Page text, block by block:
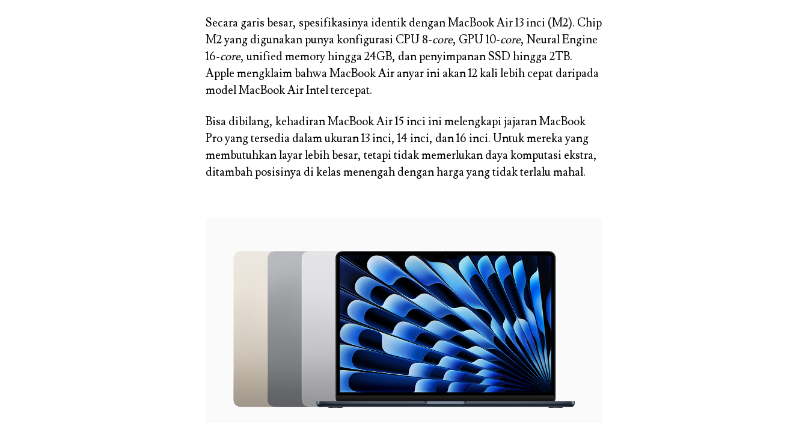
Secara garis besar, spesifikasinya identik dengan MacBook Air 13 inci (M2). Chip
M2 yang digunakan punya konfigurasi CPU 8-core, GPU 10-core, Neural Engine
16-core, unified memory hingga 24GB, dan penyimpanan SSD hingga 2TB.
Apple mengklaim bahwa MacBook Air anyar ini akan 12 kali lebih cepat daripada
model MacBook Air Intel tercepat.
Bisa dibilang, kehadiran MacBook Air 15 inci ini melengkapi jajaran MacBook
Pro yang tersedia dalam ukuran 13 inci, 14 inci, dan 16 inci. Untuk mereka yang
membutuhkan layar lebih besar, tetapi tidak memerlukan daya komputasi ekstra,
ditambah posisinya di kelas menengah dengan harga yang tidak terlalu mahal.